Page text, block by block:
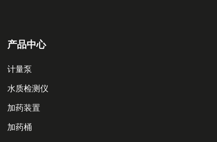
产品中心
计量泵
水质检测仪
加药装置
加药桶